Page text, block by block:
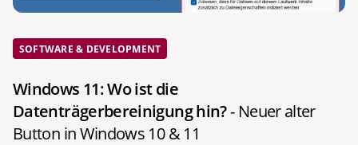
SOFTWARE & DEVELOPMENT
Windows 11: Wo ist die
Datenträgerbereinigung hin?- Neuer alter
Button in Windows 10 & 11